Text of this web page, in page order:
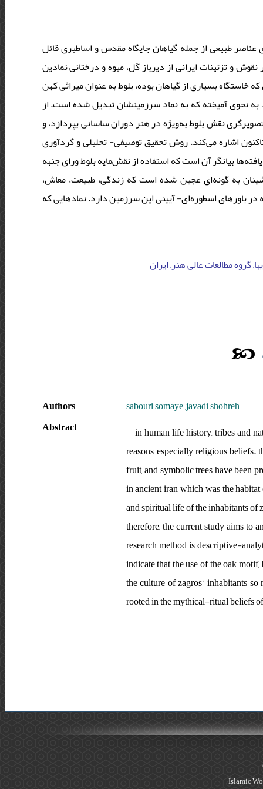
طبیعی از جمله گیاهان جایگاه مقدس و اساطیری قائل
و تزئینات ایرانی از دیرباز گل، میوه و درختانی نمادین
خاستگاه بسیاری از گیاهان بوده، بلوط به عنوان میراثی کهن
به نحوی آمیخته که به نماد سرزمینشان تبدیل شده است. از
نقش بلوط به‌ویژه در هنر دوران ساسانی بپردازد، و
اشاره می‌کند. روش تحقیق توصیفی- تحلیلی و گردآوری
بیانگر آن است که استفاده از نقش‌مایه‌ بلوط ورای جنبه‌
به گونه‌ای عجین شده است که زندگی، طبیعت، معاش،
باورهای اسطوره‌ای- آیینی این سرزمین دارد. نمادهایی که
گروه مطالعات عالى هنر, ایران
Authors
sabouri somaye ,javadi shohreh
Abstract
in human life history, tribes and
reasons, especially religious beliefs.
fruit, and symbolic trees have been
in ancient iran which was the
and spiritual life of the inhabitants
therefore, the current study aims to
research method is descriptive-
indicate that the use of the oak
the culture of zagros’ inhabitants
rooted in the mythical-ritual beliefs
Islamic